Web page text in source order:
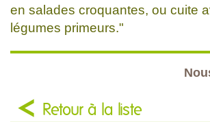
en salades croquantes, ou cuite
légumes primeurs."
Retour à la liste